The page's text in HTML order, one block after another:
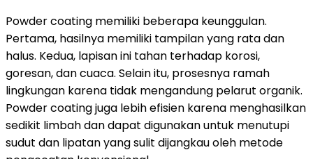
Powder coating memiliki beberapa keunggulan.
Pertama, hasilnya memiliki tampilan yang rata dan
halus. Kedua, lapisan ini tahan terhadap korosi,
goresan, dan cuaca. Selain itu, prosesnya ramah
lingkungan karena tidak mengandung pelarut organik.
Powder coating juga lebih efisien karena menghasilkan
sedikit limbah dan dapat digunakan untuk menutupi
sudut dan lipatan yang sulit dijangkau oleh metode